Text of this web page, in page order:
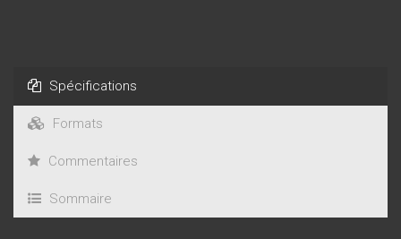
Spécifications
Formats
Commentaires
Sommaire